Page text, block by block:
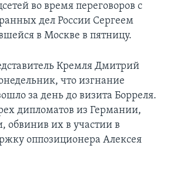
во время переговоров с
дел России Сергеем
в Москве в пятницу.
Кремля Дмитрий
что изгнание
за день до визита Борреля.
дипломатов из Германии,
их в участии в
оппозиционера Алексея